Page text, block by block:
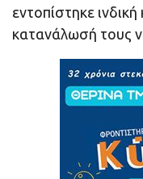
εντοπίστηκε
κατανάλωσή τους